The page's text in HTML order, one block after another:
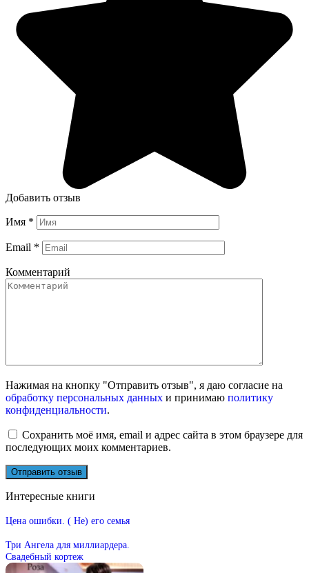
Добавить отзыв
Имя *
Email *
Комментарий
Нажимая на кнопку "Отправить отзыв", я даю согласие на
обработку персональных данных и принимаю политику
конфиденциальности.
Сохранить моё имя, email и адрес сайта в этом браузере для
последующих моих комментариев.
Интересные книги
Цена ошибки. ( Не) его семья
Три Ангела для миллиардера.
Свадебный кортеж